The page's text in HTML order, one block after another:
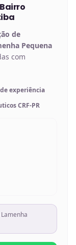
Bairro
de
Pequena
com
experiência
CRF-PR